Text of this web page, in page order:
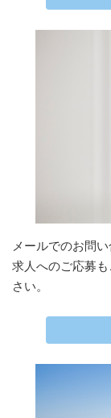
メールでのお問
求人へのご応募
さい。